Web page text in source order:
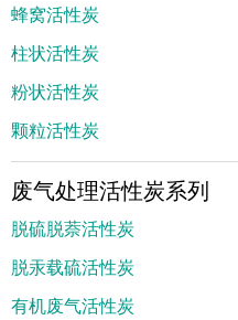
蜂窝活性炭
柱状活性炭
粉状活性炭
颗粒活性炭
废气处理活性炭系列
脱硫脱萘活性炭
脱汞载硫活性炭
有机废气活性炭